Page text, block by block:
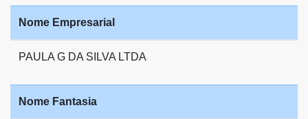
Nome Empresarial
PAULA G DA SILVA LTDA
Nome Fantasia